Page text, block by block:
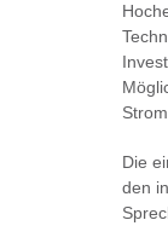
Die
den